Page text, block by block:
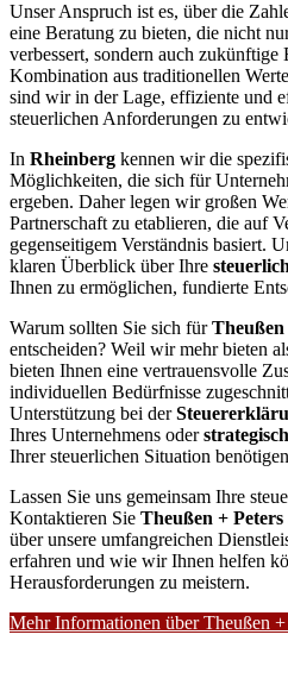
Unser Anspruch ist es, über die
eine Beratung zu bieten, die nicht
verbessert, sondern auch
Kombination aus traditionellen
sind wir in der Lage, effiziente und
steuerlichen Anforderungen zu
In Rheinberg kennen wir die
Möglichkeiten, die sich für
ergeben. Daher legen wir großen
Partnerschaft zu etablieren, die auf
gegenseitigem Verständnis basiert.
klaren Überblick über Ihre
Ihnen zu ermöglichen, fundierte
Warum sollten Sie sich fürTheußen
entscheiden? Weil wir mehr bieten
bieten Ihnen eine vertrauensvolle
individuellen Bedürfnisse
Unterstützung bei der
Ihres Unternehmens oder
Ihrer steuerlichen Situation
Lassen Sie uns gemeinsam Ihre
Kontaktieren Sie Theußen +
über unsere umfangreichen
erfahren und wie wir Ihnen helfen
Herausforderungen zu meistern.
Mehr Informationen über Theußen +